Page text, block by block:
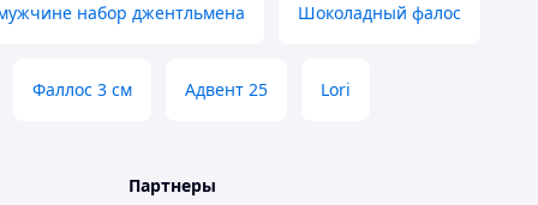
набор джентльмена Шоколадный фалос
Фаллос 3 см Адвент 25 Lori
Партнеры